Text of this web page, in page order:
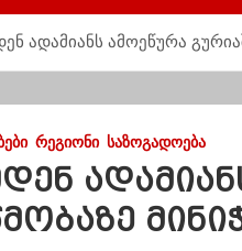
ადამიანს ამოეწურა
ᲠᲔᲒᲘᲝᲜᲘ ᲡᲐᲖᲝᲒᲐᲓᲝᲔᲑᲐ